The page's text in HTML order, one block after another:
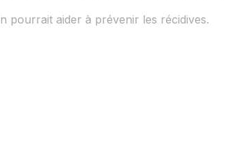
pourrait aider à prévenir les récidives.